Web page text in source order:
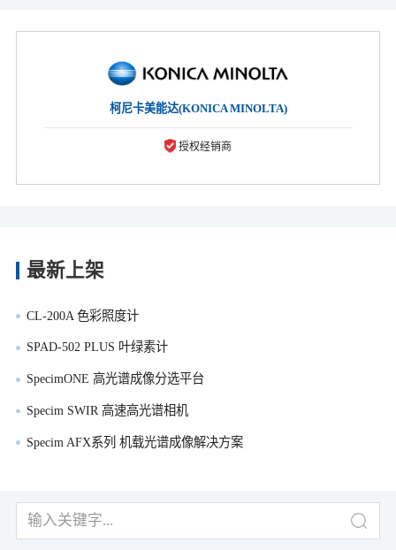
柯尼卡美能达(KONICA MINOLTA)
授权经销商
最新上架
CL-200A 色彩照度计
SPAD-502 PLUS 叶绿素计
SpecimONE 高光谱成像分选平台
Specim SWIR 高速高光谱相机
Specim AFX系列 机载光谱成像解决方案